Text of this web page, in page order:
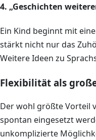
4. „Geschichten
Ein Kind beginnt mit
stärkt nicht nur das
Weitere Ideen zu
Flexibilität als
Der wohl größte Vorteil
spontan eingesetzt
unkomplizierte